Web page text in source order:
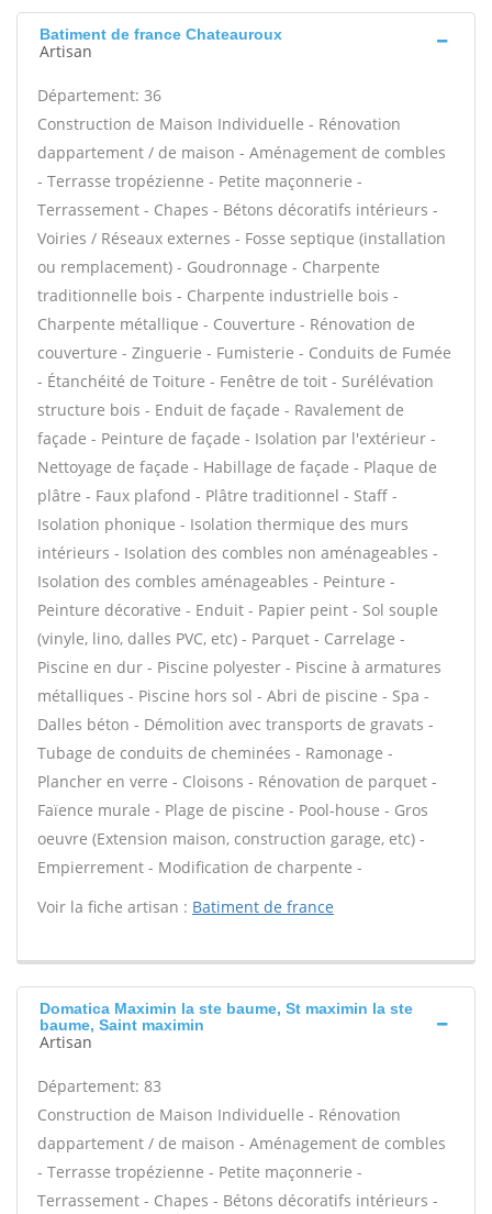
Batiment de france Chateauroux
Artisan
Département: 36
Construction de Maison Individuelle - Rénovation
dappartement / de maison - Aménagement de combles
- Terrasse tropézienne - Petite maçonnerie -
Terrassement - Chapes - Bétons décoratifs intérieurs -
Voiries / Réseaux externes - Fosse septique (installation
ou remplacement) - Goudronnage - Charpente
traditionnelle bois - Charpente industrielle bois -
Charpente métallique - Couverture - Rénovation de
couverture - Zinguerie - Fumisterie - Conduits de Fumée
- Étanchéité de Toiture - Fenêtre de toit - Surélévation
structure bois - Enduit de façade - Ravalement de
façade - Peinture de façade - Isolation par l'extérieur -
Nettoyage de façade - Habillage de façade - Plaque de
plâtre - Faux plafond - Plâtre traditionnel - Staff -
Isolation phonique - Isolation thermique des murs
intérieurs - Isolation des combles non aménageables -
Isolation des combles aménageables - Peinture -
Peinture décorative - Enduit - Papier peint - Sol souple
(vinyle, lino, dalles PVC, etc) - Parquet - Carrelage -
Piscine en dur - Piscine polyester - Piscine à armatures
métalliques - Piscine hors sol - Abri de piscine - Spa -
Dalles béton - Démolition avec transports de gravats -
Tubage de conduits de cheminées - Ramonage -
Plancher en verre - Cloisons - Rénovation de parquet -
Faïence murale - Plage de piscine - Pool-house - Gros
oeuvre (Extension maison, construction garage, etc) -
Empierrement - Modification de charpente -
Voir la fiche artisan : Batiment de france
Domatica Maximin la ste baume, St maximin la ste
baume, Saint maximin
Artisan
Département: 83
Construction de Maison Individuelle - Rénovation
dappartement / de maison - Aménagement de combles
- Terrasse tropézienne - Petite maçonnerie -
Terrassement - Chapes - Bétons décoratifs intérieurs -